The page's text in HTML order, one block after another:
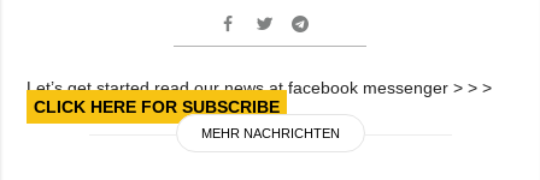
Let’s get started read our news at facebook messenger > > >
CLICK HERE FOR SUBSCRIBE
MEHR NACHRICHTEN